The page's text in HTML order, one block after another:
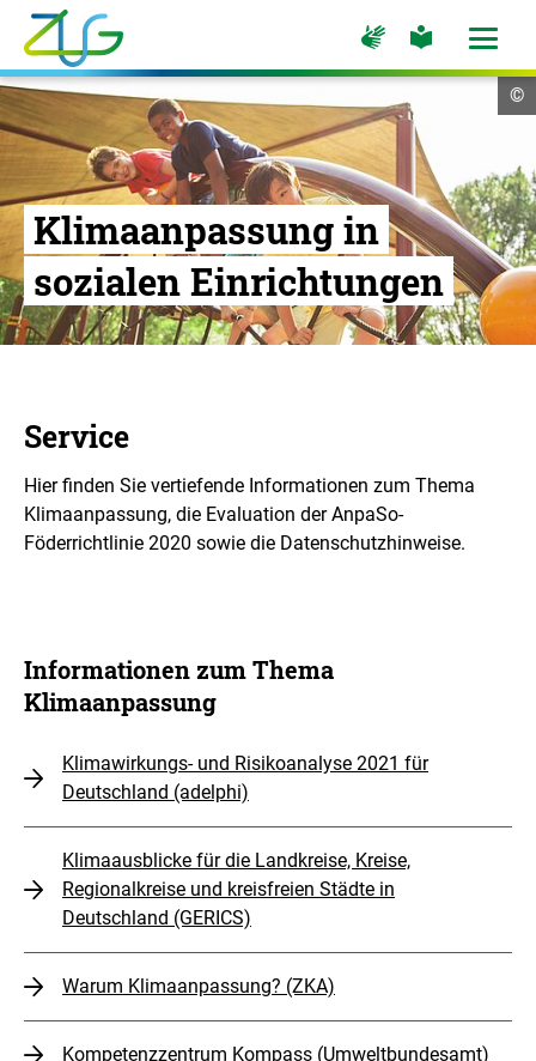
Zum
Hauptinhalt
springen
Logo
Zukunft
Umwelt
Gesellschaft
-
Zur
Startseite
Zur
Seite
Gebärdensprache
Zur
Seite
leichte
Sprache
Menü
Klimaanpassung in
sozialen Einrichtungen
©
Service
Hier finden Sie vertiefende Informationen zum Thema
Klimaanpassung, die Evaluation der AnpaSo-
Föderrichtlinie 2020 sowie die Datenschutzhinweise.
Informationen zum Thema
Klimaanpassung
Klimawirkungs- und Risikoanalyse 2021 für
Deutschland (adelphi)
Klimaausblicke für die Landkreise, Kreise,
Regionalkreise und kreisfreien Städte in
Deutschland (GERICS)
Warum Klimaanpassung? (ZKA)
Kompetenzzentrum Kompass (Umweltbundesamt)